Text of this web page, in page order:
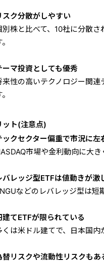
スク分散がしやすい
別株と比べて、10社に分散
ーマ投資としても優秀
来性の高いテクノロジー関
ット(注意点)
ックセクター偏重で市況に左
市場や金利動向に大
バレッジ型ETFは値動きが激
などのレバレッジ型は短
建てETFが限られている
くは米ドル建てで、日本国内
替リスクや流動性リスクもあ